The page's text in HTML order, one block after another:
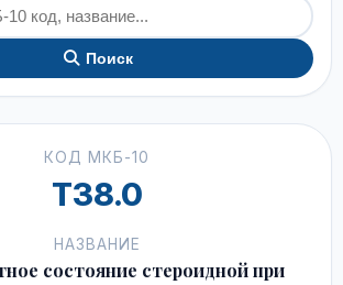
Поиск
КОД МКБ-10
T38.0
НАЗВАНИЕ
состояние стероидной при